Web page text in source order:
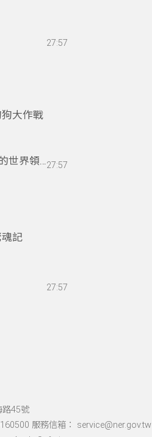
27:57
大作戰
世界領導27:57
記
27:57
路45號
服務信箱： service@ner.gov.tw